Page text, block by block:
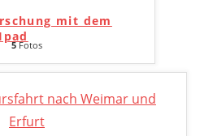
mit dem
Ipad
5Fotos